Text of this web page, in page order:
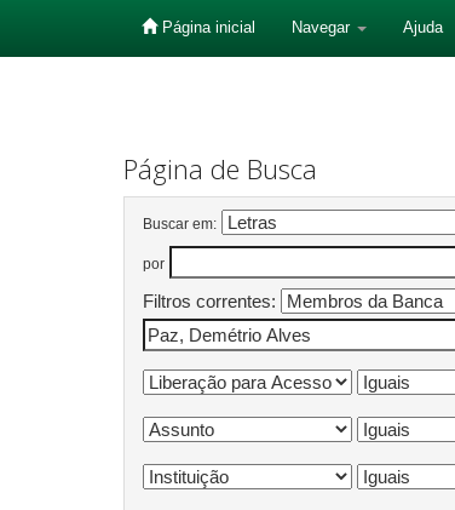
Página inicial Navegar Ajuda
Página de Busca
Buscar em:
por
Filtros correntes: